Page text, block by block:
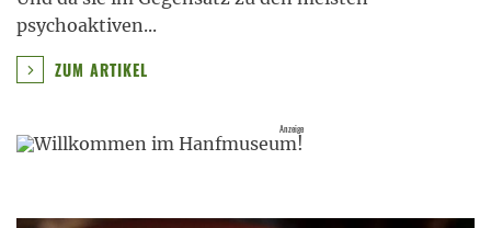
psychoaktiven...
ZUM ARTIKEL